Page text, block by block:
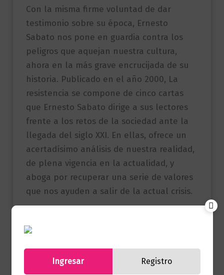
Con la misma firme voluntad de dar
testimonio sobre su época, Ernesto
Sabato nos pone en guardia contra los
peligros que aquejan nuestra cultura,
ahora en la más grave encrucijada de su
historia. Publicado en el año 2000, La
resistencia se compone de cinco cartas
que Ernesto Sabato dirige a sus lectores
frente a los retos de la sociedad ante la
llegada del siglo XXI. En ellas, ofrece un
acertadísimo análisis de nuestra realidad,
de plena vigencia en la actualidad, y
aboga por recuperar una serie de valores
que nos ayuden a salir de la actual crisis.
Ingresar Registro